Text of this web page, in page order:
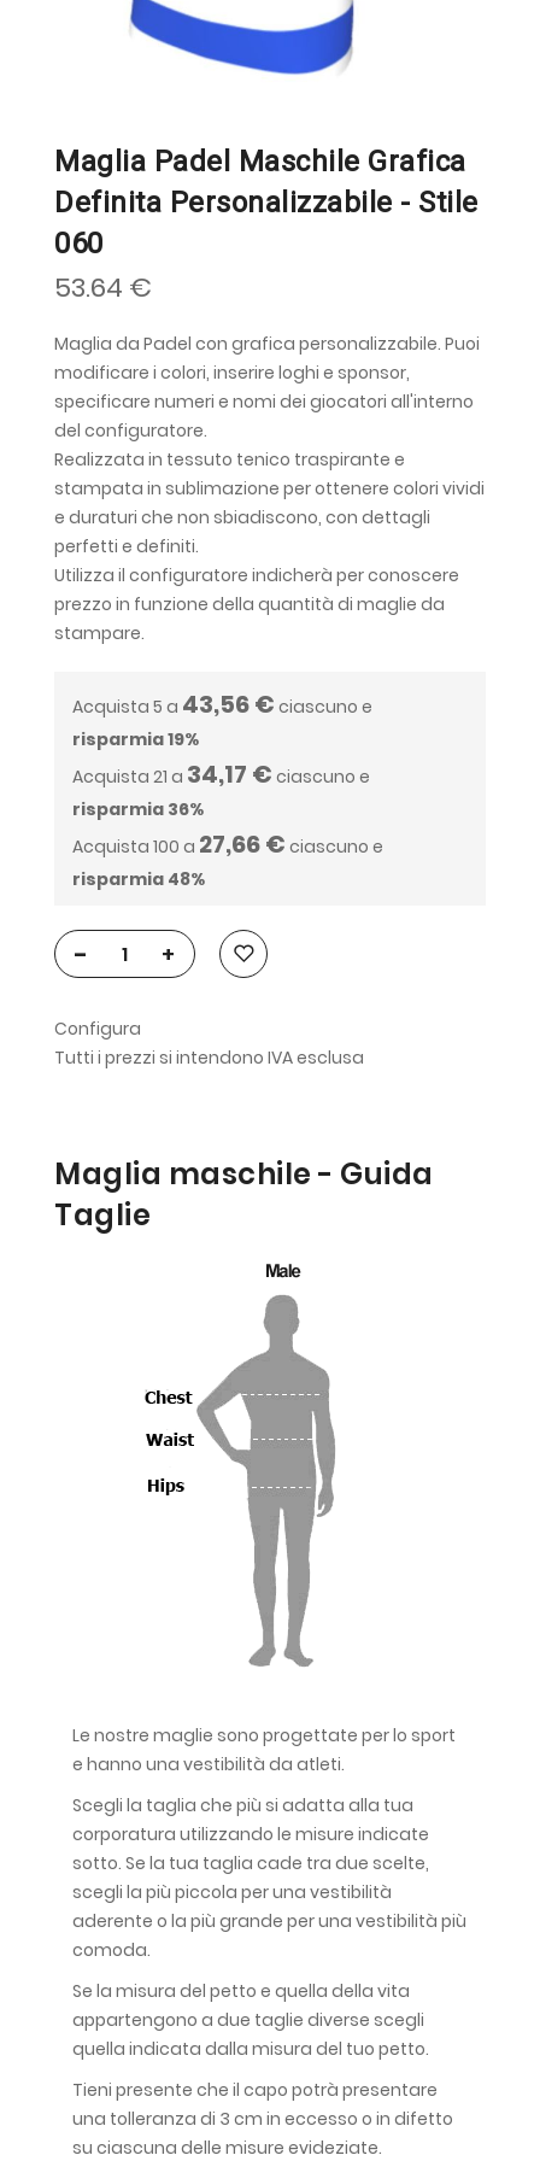
Maglia Padel Maschile Grafica
Definita Personalizzabile - Stile
060
53.64 €
Maglia da Padel con grafica personalizzabile. Puoi
modificare i colori, inserire loghi e sponsor,
specificare numeri e nomi dei giocatori all'interno
del configuratore.
Realizzata in tessuto tenico traspirante e
stampata in sublimazione per ottenere colori vividi
e duraturi che non sbiadiscono, con dettagli
perfetti e definiti.
Utilizza il configuratore indicherà per conoscere
prezzo in funzione della quantità di maglie da
stampare.
Acquista 5 a 43,56 € ciascuno e
risparmia19%
Acquista 21 a 34,17 € ciascuno e
risparmia 36%
Acquista 100 a 27,66 € ciascuno e
risparmia 48%
- +
Configura
Tutti i prezzi si intendono IVA esclusa
Maglia maschile - Guida
Taglie
Le nostre maglie sono progettate per lo sport
e hanno una vestibilità da atleti.
Scegli la taglia che più si adatta alla tua
corporatura utilizzando le misure indicate
sotto. Se la tua taglia cade tra due scelte,
scegli la più piccola per una vestibilità
aderente o la più grande per una vestibilità più
comoda.
Se la misura del petto e quella della vita
appartengono a due taglie diverse scegli
quella indicata dalla misura del tuo petto.
Tieni presente che il capo potrà presentare
una tolleranza di 3 cm in eccesso o in difetto
su ciascuna delle misure evideziate.